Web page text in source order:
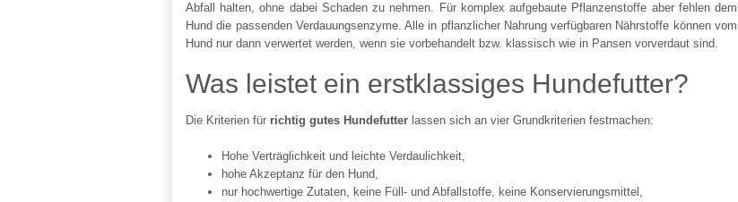
Abfall halten, ohne dabei Schaden zu nehmen. Für komplex aufgebaute Pflanzenstoffe aber fehlen dem
Hund die passenden Verdauungsenzyme. Alle in pflanzlicher Nahrung verfügbaren Nährstoffe können vom
Hund nur dann verwertet werden, wenn sie vorbehandelt bzw. klassisch wie in Pansen vorverdaut sind.
Was leistet ein erstklassiges Hundefutter?
Die Kriterien für richtig gutes Hundefutter lassen sich an vier Grundkriterien festmachen:
Hohe Verträglichkeit und leichte Verdaulichkeit,
hohe Akzeptanz für den Hund,
nur hochwertige Zutaten, keine Füll- und Abfallstoffe, keine Konservierungsmittel,